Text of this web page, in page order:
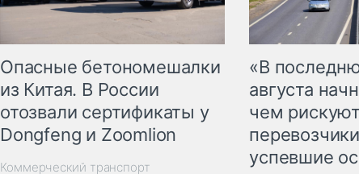
Опасные бетономешалки
из Китая. В России
отозвали сертификаты у
Dongfeng и Zoomlion
Коммерческий транспорт
«В
августа
чем рискуют
успевшие